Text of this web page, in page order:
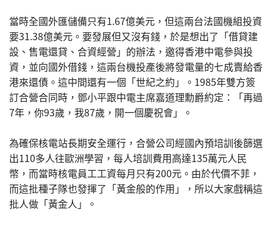
當時全國外匯儲備只有1.67億美元，但這兩台法國機組投資
要31.38億美元。要發展但又沒有錢，於是想出了「借貸建
設、售電還貸、合資經營」的辦法，邀得香港中電參與投
資，並向國外借錢，這兩台機投產後將發電量的七成賣給香
港來還債。這中間還有一個「世紀之約」。1985年雙方簽
訂合營合同時，鄧小平跟中電主席嘉道理勳爵約定：「再過
7年，你93歲，我87歲，開一個慶祝會」。
為確保核電站長期安全運行，合營公司經國內預培訓後篩選
出110多人往歐洲學習，每人培訓費用高達135萬元人民
幣，而當時核電員工工資每月只有200元。由於代價不菲，
而這批種子隊也發揮了「黃金般的作用」，所以大家戲稱這
批人做「黃金人」。